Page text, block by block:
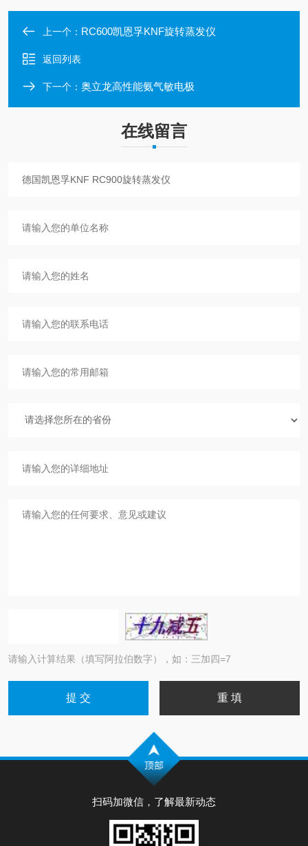
上一个： RC600凯恩孚KNF旋转蒸发仪
返回列表
下一个： 奥立龙高性能氨气敏电极
在线留言
请输入计算结果（填写阿拉伯数字），如：三加四=7
扫码加微信，了解最新动态